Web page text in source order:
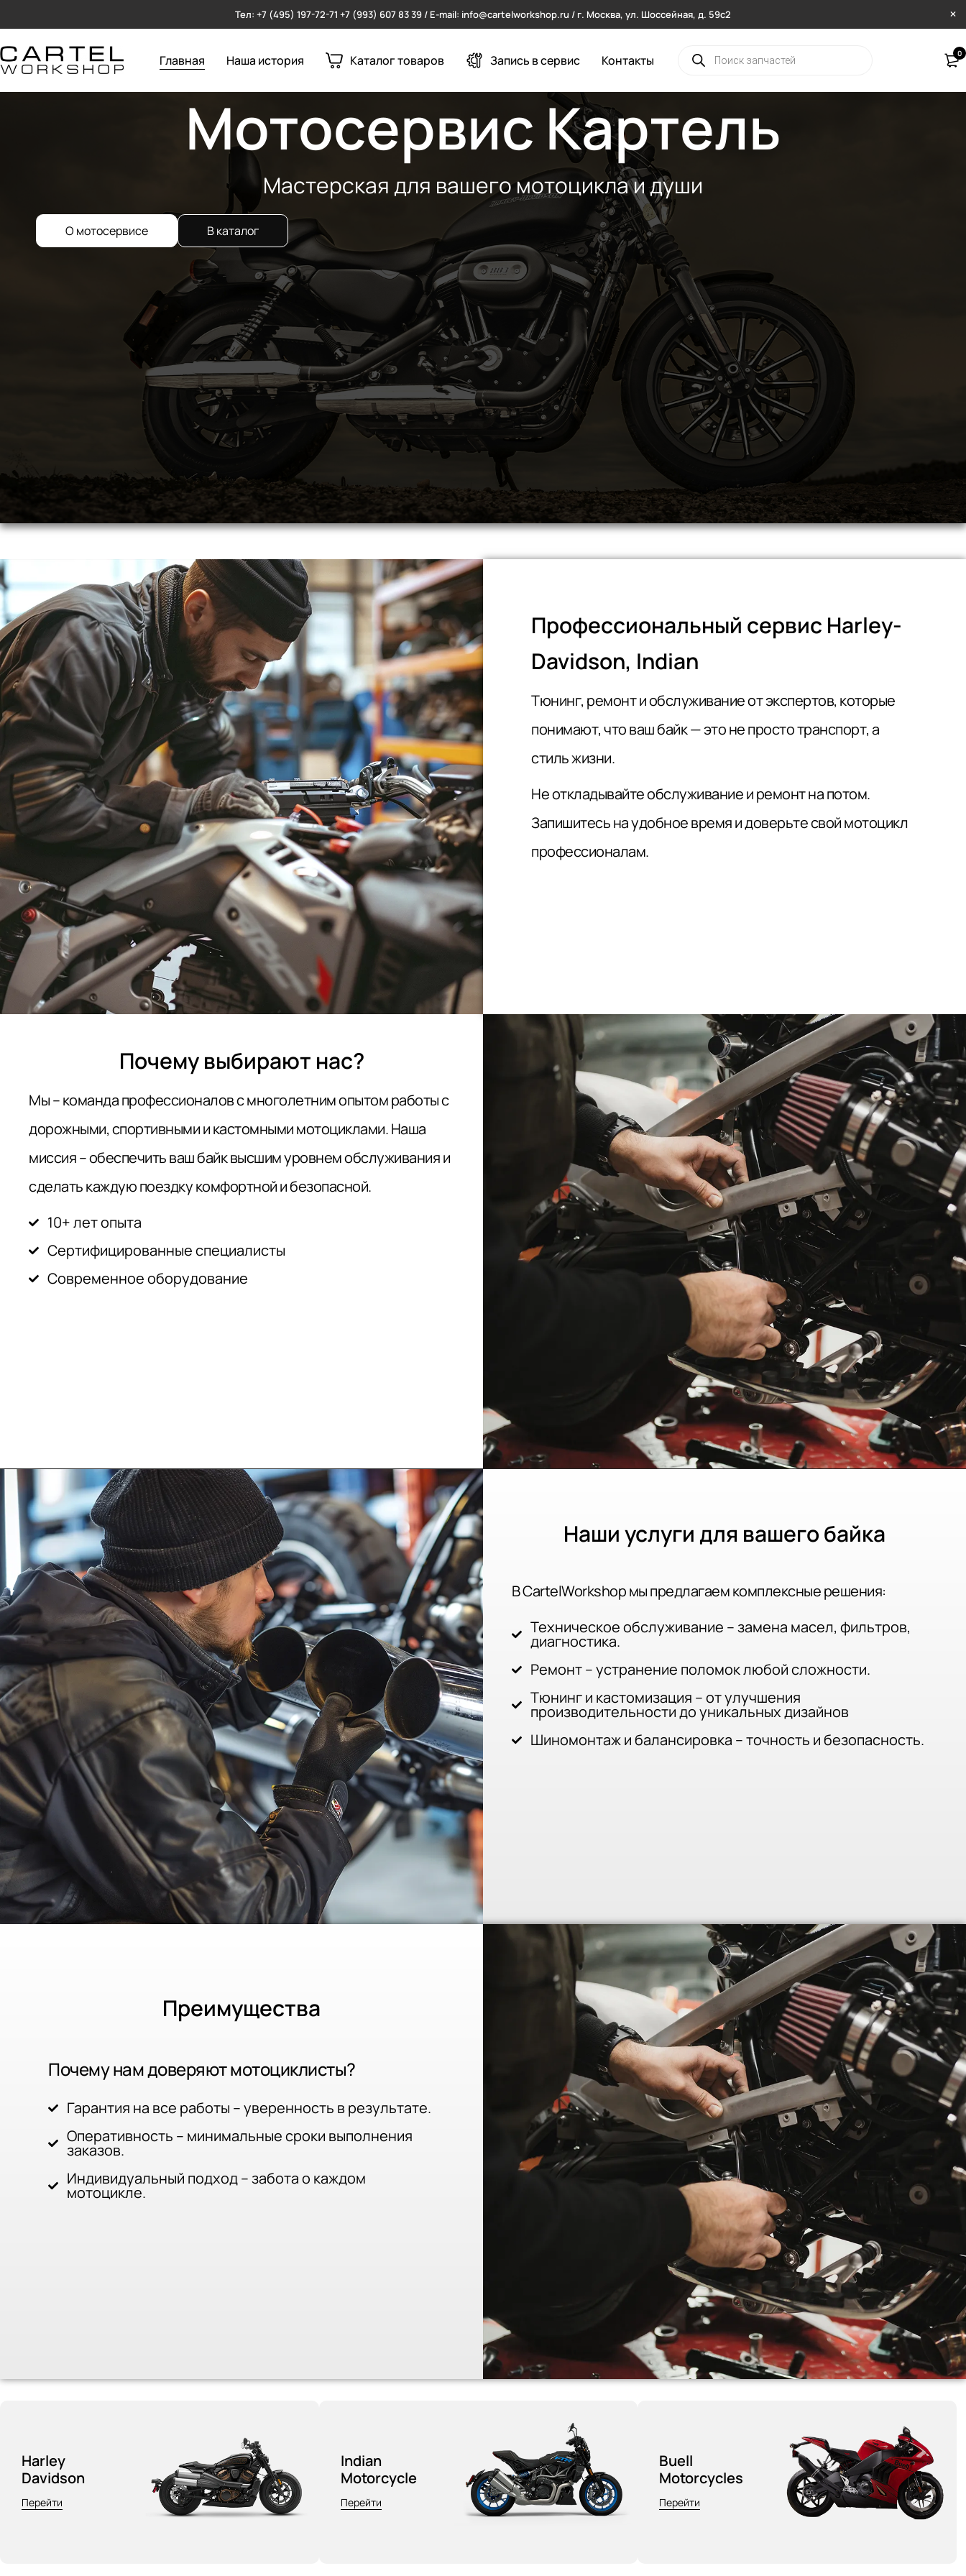
Тел: +7 (495) 197-72-71 +7 (993) 607 83 39 / E-mail: info@cartelworkshop.ru / г. Москва, ул. Шоссейная, д. 59с2
Главная Наша история Каталог товаров Запись в сервис Контакты 0
Мотосервис Картель
Мастерская для вашего мотоцикла и души
О мотосервисе В каталог
Профессиональный сервис Harley-
Davidson, Indian
Тюнинг, ремонт и обслуживание от экспертов, которые
понимают, что ваш байк — это не просто транспорт, а
стиль жизни.
Не откладывайте обслуживание и ремонт на потом.
Запишитесь на удобное время и доверьте свой мотоцикл
профессионалам.
Почему выбирают нас?
Мы – команда профессионалов с многолетним опытом работы с
дорожными, спортивными и кастомными мотоциклами. Наша
миссия – обеспечить ваш байк высшим уровнем обслуживания и
сделать каждую поездку комфортной и безопасной.
10+ лет опыта
Сертифицированные специалисты
Современное оборудование
Наши услуги для вашего байка
В CartelWorkshop мы предлагаем комплексные решения:
Техническое обслуживание – замена масел, фильтров,
диагностика.
Ремонт – устранение поломок любой сложности.
Тюнинг и кастомизация – от улучшения
производительности до уникальных дизайнов
Шиномонтаж и балансировка – точность и безопасность.
Преимущества
Почему нам доверяют мотоциклисты?
Гарантия на все работы – уверенность в результате.
Оперативность – минимальные сроки выполнения
заказов.
Индивидуальный подход – забота о каждом
мотоцикле.
Harley
Davidson
Перейти
Indian
Motorcycle
Перейти
Buell
Motorcycles
Перейти